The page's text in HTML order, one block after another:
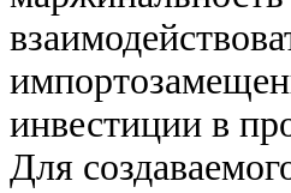
инвестиции в
Для